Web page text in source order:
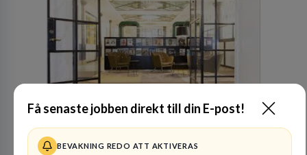
Få senaste jobben direkt till din E-post!
BEVAKNING REDO ATT AKTIVERAS
Kommuninvest